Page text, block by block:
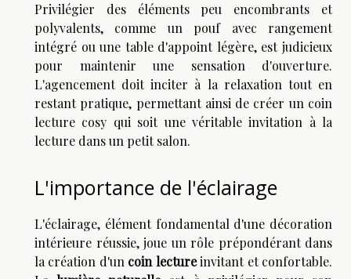
Privilégier des éléments peu encombrants et
polyvalents, comme un pouf avec rangement
intégré ou une table d'appoint légère, est judicieux
pour maintenir une sensation d'ouverture.
L'agencement doit inciter à la relaxation tout en
restant pratique, permettant ainsi de créer un coin
lecture cosy qui soit une véritable invitation à la
lecture dans un petit salon.
L'importance de l'éclairage
L'éclairage, élément fondamental d'une décoration
intérieure réussie, joue un rôle prépondérant dans
la création d'un coin lectureinvitant et confortable.